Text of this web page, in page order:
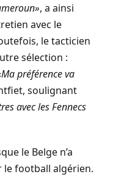
, a ainsi
avec le
le tacticien
sélection :
Ma préférence va
soulignant
avec les Fennecs
le Belge n’a
le football algérien.